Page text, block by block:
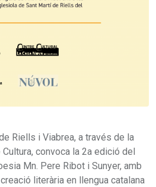
Riells i Viabrea, a través de la
convoca la 2a edició del
Mn. Pere Ribot i Sunyer, amb
literària en llengua catalana